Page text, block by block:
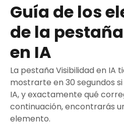
Guía de los
de la
en IA
La pestaña Visibilidad en IA
mostrarte en 30 segundos
IA, y exactamente qué
continuación, encontrarás
elemento.